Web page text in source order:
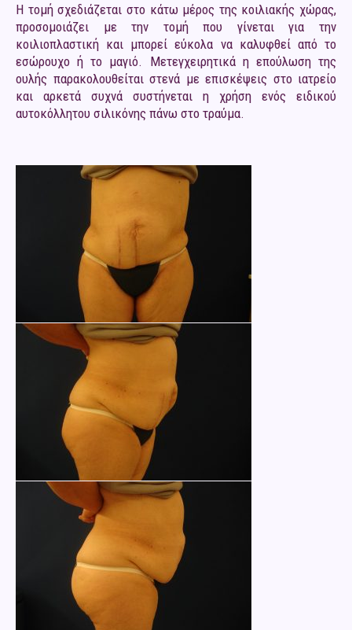
Η τομή σχεδιάζεται στο κάτω μέρος της κοιλιακής χώρας,
προσομοιάζει με την τομή που γίνεται για την
κοιλιοπλαστική και μπορεί εύκολα να καλυφθεί από το
εσώρουχο ή το μαγιό. Μετεγχειρητικά η επούλωση της
ουλής παρακολουθείται στενά με επισκέψεις στο ιατρείο
και αρκετά συχνά συστήνεται η χρήση ενός ειδικού
αυτοκόλλητου σιλικόνης πάνω στο τραύμα.